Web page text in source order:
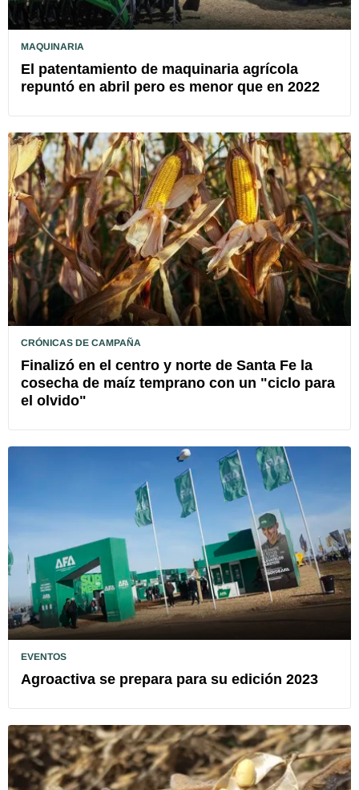
MAQUINARIA
El patentamiento de maquinaria agrícola
repuntó en abril pero es menor que en 2022
CRÓNICAS DE CAMPAÑA
Finalizó en el centro y norte de Santa Fe la
cosecha de maíz temprano con un "ciclo para
el olvido"
EVENTOS
Agroactiva se prepara para su edición 2023